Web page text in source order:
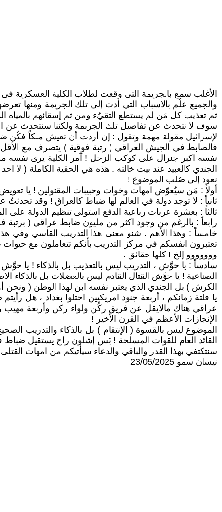
الأغلب سمع بالجريمة التي وقعت لطلاب الكلية العسكرية
والجميع علُم بالاسباب التي أدت إلى تلك الجريمة ومنها
ثم تعذيب كل مَن لم يستطع التقيُء ومن ثم إسقائهم بالمياه
سوف لا نتحدث عن تفاصيل تلك الجربمة ولكننا سنتحدث عن
لإسرائيل مقولة مهمة وتقول : إن أردت أن تعيش ملكاً فكُن
فالصابط في الجيش العراقي ( رتبة فوقية ) يتصرف مع الأقل
نفسه اكبر جنرال على كوكب الزحل ! آمر الكلية يرى نفسه
الجندي كالعبيد عند بيت خالته . هذه هي الحقية الكاملة ( لا
نعود إلى صُلب الموضوع !
أولاً : مَن سيُعوّض امهات وخوات وحبيبات المقتولين ! يا
ثانياً : لا توجد دولة في العالم لها ضباط كالعراق ! وقد
ثالثاً : بعشرة عربات رباعية الدفع استولى تنظيم الدولة
رابعاً : بالرغم من وجود اكثر من مليون ضابط عراقي ( برتبة
خامساً : وهذا الأهم . شنو معنى هذا التدريب القاسي وفي
تعتبرون انفسكم في مركز التدريب بأنكم تتعاملون مع
ووووووو إلخ ! كلها حقائق .
سادساً : يا حوَّش ، التدريب ليس بالتعذيب بل بالذكاء ! يا
الصناعية ! يا حوَّش القتال القادم ليس بالعضلات بل بالذكاء
الكرش ) بل الجندي الذي يعتبر نفسه ابن لهذا الوطن ( ونحن
يا فلتة زمانكم ، أربعة جنود امريكيين احتلوا بغداد ، هل
عراقي هناك مالايقل عن فريق ركُن ولواء ركن وأربعة
الإنجازات الأعظم في القرن الأخير !
الموضوع ليس بالقسوة ( الإنتقام ) بل بالذكاء والتدريب
القائد العام للقوات المسلحة ! بَس إشلون راح يستقيل
سنتكتفي بهذا القدر والباقي والدعاء سيأتيكم من امهات
نيسان سمو 23/05/2025